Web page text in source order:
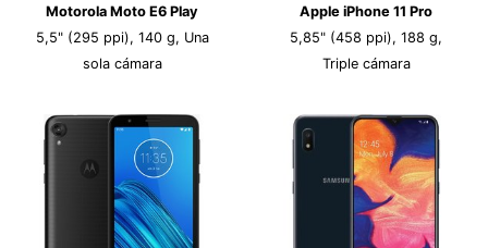
Motorola Moto E6 Play
5,5" (295 ppi), 140 g, Una
sola cámara
Apple iPhone 11 Pro
5,85" (458 ppi), 188 g,
Triple cámara